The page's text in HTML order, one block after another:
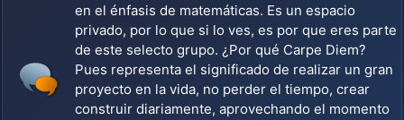
en el énfasis de matemáticas. Es un espacio
privado, por lo que si lo ves, es por que eres parte
de este selecto grupo. ¿Por qué Carpe Diem?
Pues representa el significado de realizar un gran
proyecto en la vida, no perder el tiempo, crear
construir diariamente, aprovechando el momento